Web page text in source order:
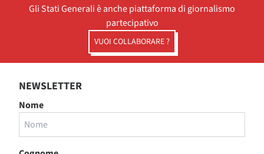
Gli Stati Generali è anche piattaforma di giornalismo
partecipativo
VUOI COLLABORARE ?
NEWSLETTER
Nome